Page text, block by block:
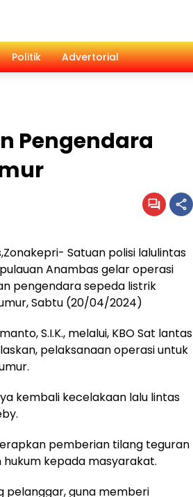
Politik Advertorial
Pengendara
Satuan polisi lalulintas
Anambas gelar operasi
pengendara sepeda listrik
Sabtu (20/04/2024)
S.I.K., melalui, KBO Sat lantas
pelaksanaan operasi untuk
kembali kecelakaan lalu lintas
pemberian tilang teguran
kepada masyarakat.
pelanggar, guna memberi